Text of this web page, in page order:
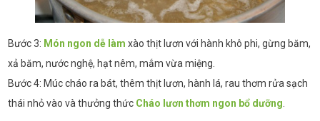
Bước 3: Món ngon dễ làm xào thịt lươn với hành khô phi, gừng băm,
xả băm, nước nghệ, hạt nêm, mắm vừa miệng.
Bước 4: Múc cháo ra bát, thêm thịt lươn, hành lá, rau thơm rửa sạch
thái nhỏ vào và thưởng thức Cháo lươn thơm ngon bổ dưỡng